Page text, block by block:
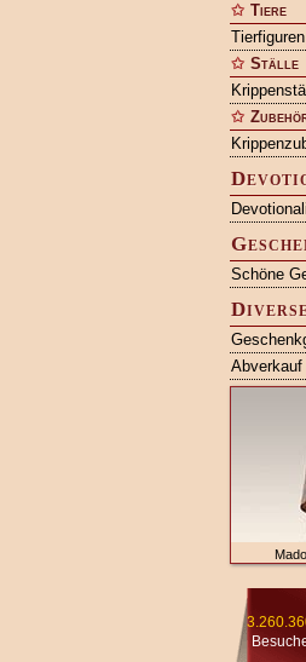
Tiere
Ställe
Schöne
Abverkauf